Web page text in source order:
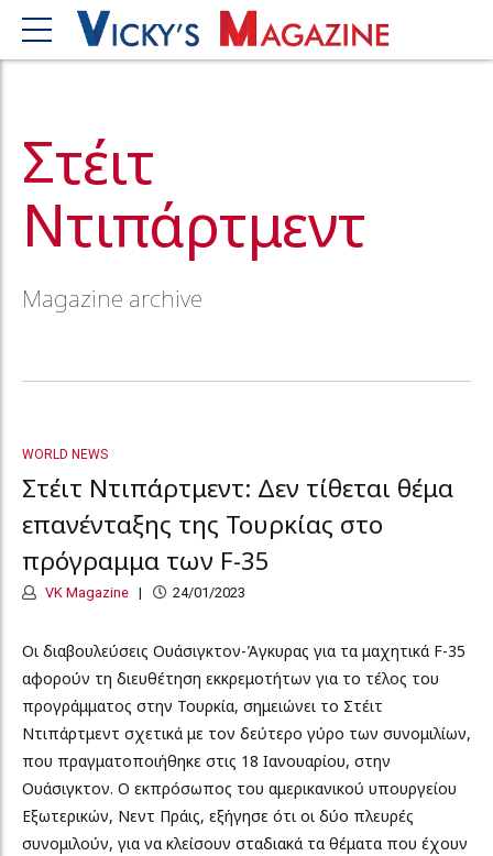
Στέιτ
Ντιπάρτμεντ
Magazine archive
WORLD NEWS
Στέιτ Ντιπάρτμεντ: Δεν τίθεται θέμα
επανένταξης της Τουρκίας στο
πρόγραμμα των F-35
VK Magazine 24/01/2023
Οι διαβουλεύσεις Ουάσιγκτον-Άγκυρας για τα μαχητικά F-35
αφορούν τη διευθέτηση εκκρεμοτήτων για το τέλος του
προγράμματος στην Τουρκία, σημειώνει το Στέιτ
Ντιπάρτμεντ σχετικά με τον δεύτερο γύρο των συνομιλίων,
που πραγματοποιήθηκε στις 18 Ιανουαρίου, στην
Ουάσιγκτον. Ο εκπρόσωπος του αμερικανικού υπουργείου
Εξωτερικών, Νεντ Πράις, εξήγησε ότι οι δύο πλευρές
συνομιλούν, για να κλείσουν σταδιακά τα θέματα που έχουν